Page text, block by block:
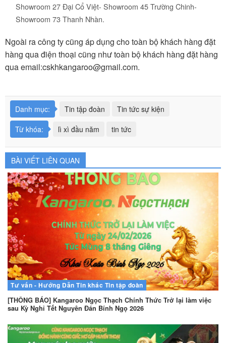
Showroom 27 Đại Cổ Việt- Showroom 45 Trường Chinh-
Showroom 73 Thanh Nhàn.
Ngoài ra công ty cũng áp dụng cho toàn bộ khách hàng đặt
hàng qua điện thoại cũng như toàn bộ khách hàng đặt hàng
qua email:cskhkangaroo@gmail.com.
Danh mục: Tin tập đoàn
Tin tức sự kiện
Từ khóa:
lì xì đầu năm tin tức
BÀI VIẾT LIÊN QUAN
Tư vấn - Hướng Dẫn Tin khác Tin tập đoàn
[THÔNG BÁO] Kangaroo Ngọc Thạch Chính Thức Trở lại làm việc
sau Kỳ Nghỉ Tết Nguyên Đán Bính Ngọ 2026